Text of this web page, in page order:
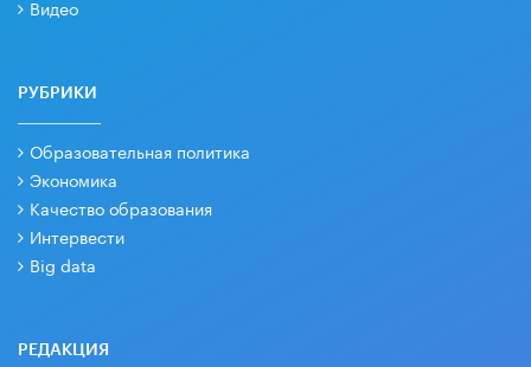
Видео
РУБРИКИ
Образовательная политика
Экономика
Качество образования
Интервести
Big data
РЕДАКЦИЯ